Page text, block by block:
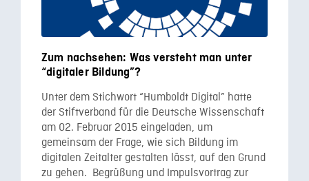
Zum nachsehen: Was versteht man unter
“digitaler Bildung”?
Unter dem Stichwort “Humboldt Digital” hatte
der Stiftverband für die Deutsche Wissenschaft
am 02. Februar 2015 eingeladen, um
gemeinsam der Frage, wie sich Bildung im
digitalen Zeitalter gestalten lässt, auf den Grund
zu gehen. Begrüßung und Impulsvortrag zur